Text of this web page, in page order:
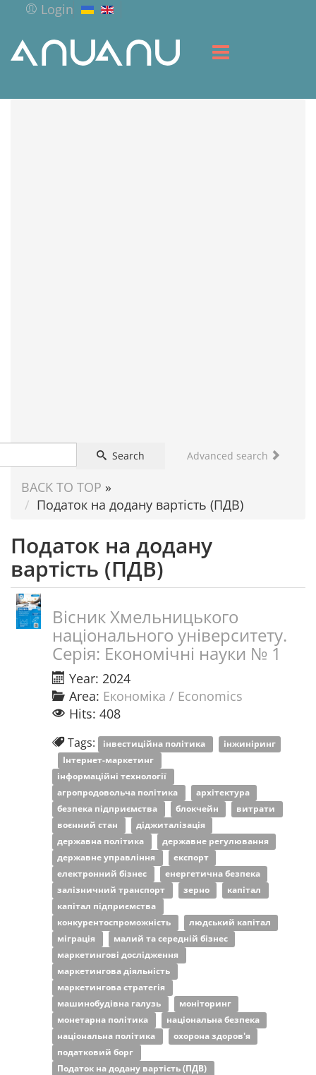
Login
Search Advanced search
BACK TO TOP »
Податок на додану вартість (ПДВ)
Податок на додану
вартість (ПДВ)
Вісник Хмельницького
національного університету.
Серія: Економічні науки № 1
Year: 2024
Area: Економіка / Economics
Hits: 408
Tags: інвестиційна політика
інжиніринг
Інтернет-маркетинг
інформаційні технології
агропродовольча політика
архітектура
безпека підприємства
блокчейн
витрати
воєнний стан
діджиталізація
державна політика
державне регулювання
державне управління
експорт
електронний бізнес
енергетична безпека
залізничний транспорт
зерно
капітал
капітал підприємства
конкурентоспроможність
людський капітал
міграція
малий та середній бізнес
маркетингові дослідження
маркетингова діяльність
маркетингова стратегія
машинобудівна галузь
моніторинг
монетарна політика
національна безпека
національна політика
охорона здоров'я
податковий борг
Податок на додану вартість (ПДВ)